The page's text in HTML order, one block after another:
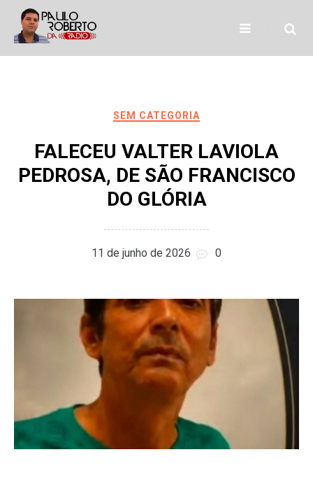
content
SEM CATEGORIA
FALECEU VALTER LAVIOLA
PEDROSA, DE SÃO FRANCISCO
DO GLÓRIA
11 de junho de 2026 0